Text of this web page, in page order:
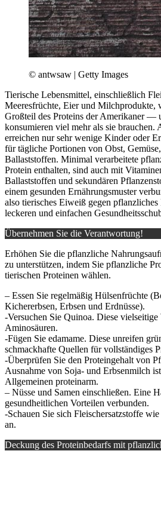
© antwsaw | Getty Images
Tierische Lebensmittel, einschließlich
Meeresfrüchte, Eier und Milchprodukte,
Großteil des Proteins der Amerikaner —
konsumieren viel mehr als sie brauchen.
erreichen nur sehr wenige Kinder oder
für tägliche Portionen von Obst,
Ballaststoffen. Minimal verarbeitete
Protein enthalten, sind auch mit
Ballaststoffen und sekundären
einem gesunden Ernährungsmuster
also tierisches Eiweiß gegen
leckeren und einfachen
Übernehmen Sie die Verantwortung!
Erhöhen Sie die pflanzliche
zu unterstützen, indem Sie pflanzliche
tierischen Proteinen wählen.
– Essen Sie regelmäßig Hülsenfrüchte
Kichererbsen, Erbsen und Erdnüsse).
-Versuchen Sie Quinoa. Diese vielseitige
Aminosäuren.
-Fügen Sie edamame. Diese unreifen
schmackhafte Quellen für vollständiges
-Überprüfen Sie den Proteingehalt von
Ausnahme von Soja- und Erbsenmilch
Allgemeinen proteinarm.
– Nüsse und Samen einschließen. Eine
gesundheitlichen Vorteilen verbunden.
-Schauen Sie sich Fleischersatzstoffe
an.
Deckung des Proteinbedarfs mit